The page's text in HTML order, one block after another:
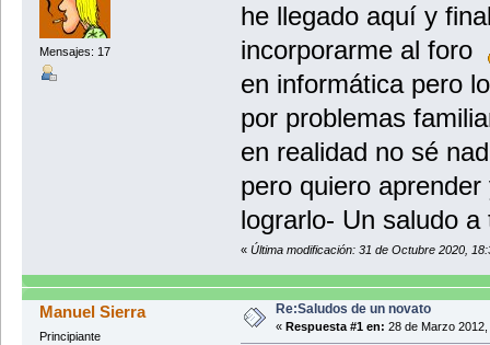
Mensajes: 17
he llegado aquí y
incorporarme al foro
en informática pero
por problemas
en realidad no sé
pero quiero
lograrlo- Un saludo a
« Última modificación: 31 de Octubre 2020,
Manuel Sierra
Principiante
Re:Saludos de un novato
« Respuesta #1 en: 28 de Marzo 2012,